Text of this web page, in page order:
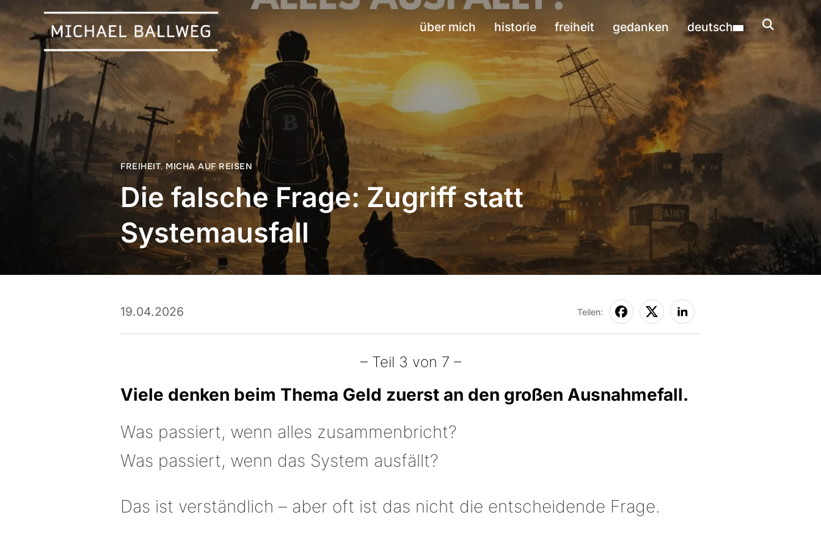
über mich historie freiheit gedanken deutsch
FREIHEIT, MICHA AUF REISEN
Die falsche Frage: Zugriff statt
Systemausfall
19.04.2026 Teilen:
– Teil 3 von 7 –
Viele denken beim Thema Geld zuerst an den großen Ausnahmefall.
Was passiert, wenn alles zusammenbricht?
Was passiert, wenn das System ausfällt?
Das ist verständlich – aber oft ist das nicht die entscheidende Frage.